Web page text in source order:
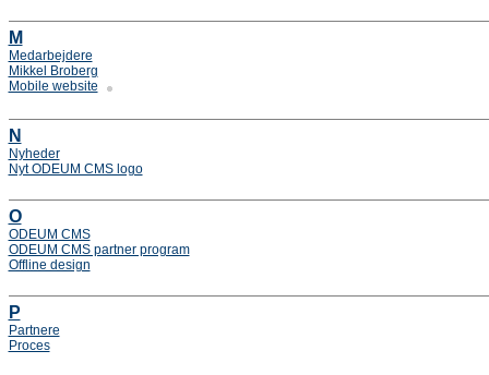
M
Medarbejdere
Mikkel Broberg
Mobile website
N
Nyheder
Nyt ODEUM CMS logo
O
ODEUM CMS
ODEUM CMS partner program
Offline design
P
Partnere
Proces